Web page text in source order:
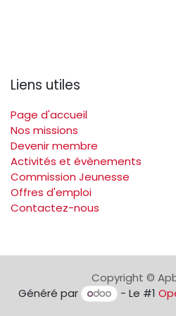
Liens utiles
Page d'accueil
Nos missions
Devenir membre
Activités et évènements
Commission Jeunesse
Offres d'emploi
Contactez-nous
Copyright ©
Généré par
- Le #1